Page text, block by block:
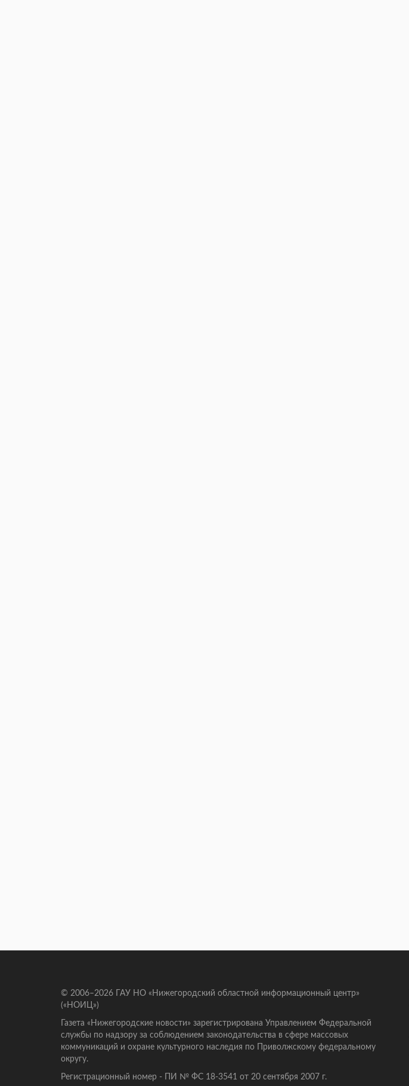
© 2006–2026 ГАУ НО «Нижегородский областной информационный центр»
(«НОИЦ»)
Газета «Нижегородские новости» зарегистрирована Управлением Федеральной
службы по надзору за соблюдением законодательства в сфере массовых
коммуникаций и охране культурного наследия по Приволжскому федеральному
округу.
Регистрационный номер - ПИ № ФС 18-3541 от 20 сентября 2007 г.